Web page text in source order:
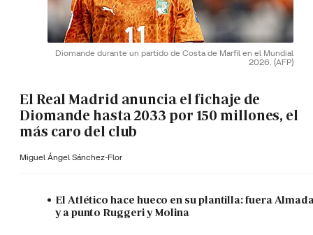
Diomande durante un partido de Costa de Marfil en el Mundial
2026. (AFP)
El Real Madrid anuncia el fichaje de
Diomande hasta 2033 por 150 millones, el
más caro del club
Miguel Ángel Sánchez-Flor
El Atlético hace hueco en su plantilla: fuera
y a punto Ruggeri y Molina